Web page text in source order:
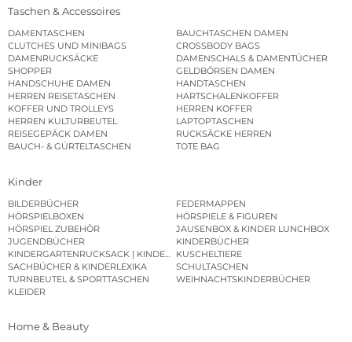
Taschen & Accessoires
DAMENTASCHEN
BAUCHTASCHEN DAMEN
CLUTCHES UND MINIBAGS
CROSSBODY BAGS
DAMENRUCKSÄCKE
DAMENSCHALS & DAMENTÜCHER
SHOPPER
GELDBÖRSEN DAMEN
HANDSCHUHE DAMEN
HANDTASCHEN
HERREN REISETASCHEN
HARTSCHALENKOFFER
KOFFER UND TROLLEYS
HERREN KOFFER
HERREN KULTURBEUTEL
LAPTOPTASCHEN
REISEGEPÄCK DAMEN
RUCKSÄCKE HERREN
BAUCH- & GÜRTELTASCHEN
TOTE BAG
Kinder
BILDERBÜCHER
FEDERMAPPEN
HÖRSPIELBOXEN
HÖRSPIELE & FIGUREN
HÖRSPIEL ZUBEHÖR
JAUSENBOX & KINDER LUNCHBOX
JUGENDBÜCHER
KINDERBÜCHER
KINDERGARTENRUCKSACK | KINDERGARTENBEUTEL
KUSCHELTIERE
SACHBÜCHER & KINDERLEXIKA
SCHULTASCHEN
TURNBEUTEL & SPORTTASCHEN
WEIHNACHTSKINDERBÜCHER
KLEIDER
Home & Beauty